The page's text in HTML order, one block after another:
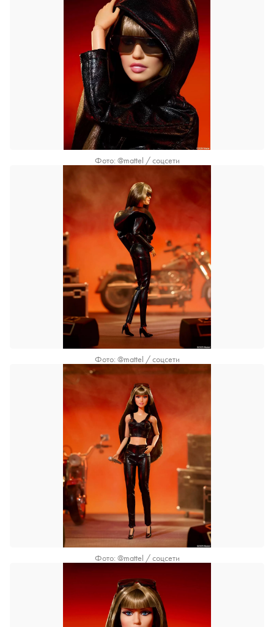
Фото: @mattel / соцсети
Фото: @mattel / соцсети
Фото: @mattel / соцсети